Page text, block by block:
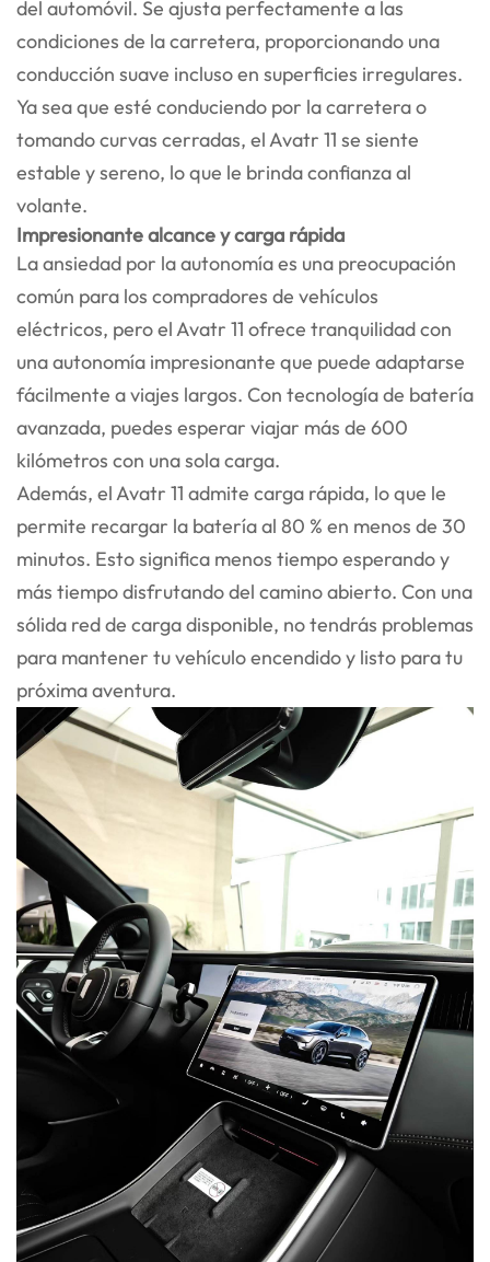
del automóvil. Se ajusta perfectamente a las
condiciones de la carretera, proporcionando una
conducción suave incluso en superficies irregulares.
Ya sea que esté conduciendo por la carretera o
tomando curvas cerradas, el Avatr 11 se siente
estable y sereno, lo que le brinda confianza al
volante.
Impresionante alcance y carga rápida
La ansiedad por la autonomía es una preocupación
común para los compradores de vehículos
eléctricos, pero el Avatr 11 ofrece tranquilidad con
una autonomía impresionante que puede adaptarse
fácilmente a viajes largos. Con tecnología de batería
avanzada, puedes esperar viajar más de 600
kilómetros con una sola carga.
Además, el Avatr 11 admite carga rápida, lo que le
permite recargar la batería al 80 % en menos de 30
minutos. Esto significa menos tiempo esperando y
más tiempo disfrutando del camino abierto. Con una
sólida red de carga disponible, no tendrás problemas
para mantener tu vehículo encendido y listo para tu
próxima aventura.